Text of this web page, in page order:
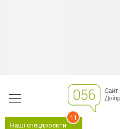
Наші спецпроєкти
11